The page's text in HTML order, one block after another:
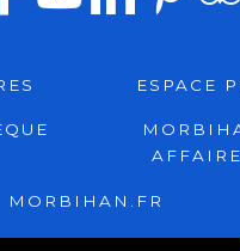
ESPACE
MORBIHAN.FR